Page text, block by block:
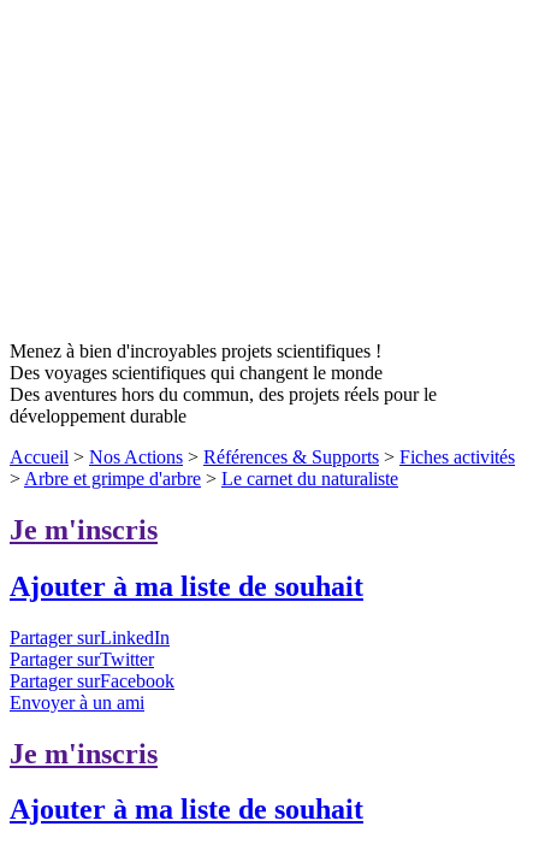
Menez à bien d'incroyables projets scientifiques !
Des voyages scientifiques qui changent le monde
Des aventures hors du commun, des projets réels pour le
développement durable
Accueil > Nos Actions > Références & Supports > Fiches activités
> Arbre et grimpe d'arbre > Le carnet du naturaliste
Je m'inscris
Ajouter à ma liste de souhait
Partager surLinkedIn
Partager surTwitter
Partager surFacebook
Envoyer à un ami
Je m'inscris
Ajouter à ma liste de souhait